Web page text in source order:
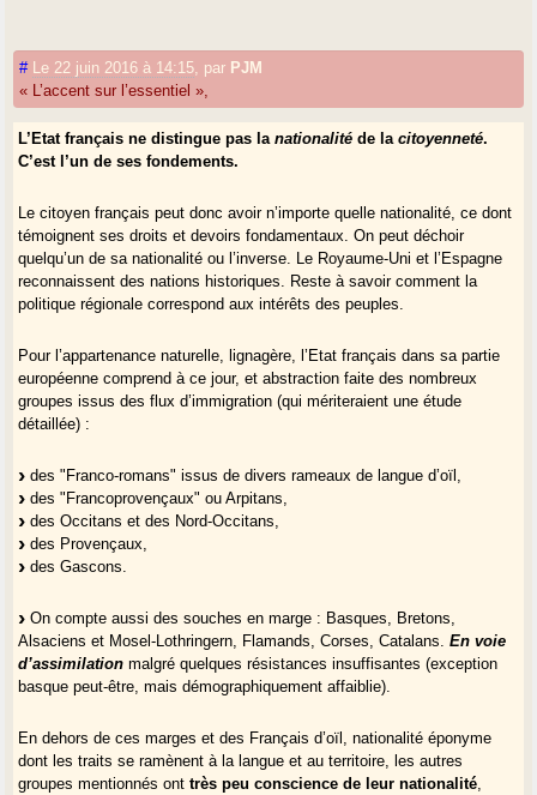
# Le 22 juin 2016 à 14:15 par PJM
« L’accent sur l’essentiel »,
L’Etat français ne distingue pas lanationalité de lacitoyenneté.
C’est l’un de ses fondements.
Le citoyen français peut donc avoir n’importe quelle nationalité, ce dont
témoignent ses droits et devoirs fondamentaux. On peut déchoir
quelqu’un de sa nationalité ou l’inverse. Le Royaume-Uni et l’Espagne
reconnaissent des nations historiques. Reste à savoir comment la
politique régionale correspond aux intérêts des peuples.
Pour l’appartenance naturelle, lignagère, l’Etat français dans sa partie
européenne comprend à ce jour, et abstraction faite des nombreux
groupes issus des flux d’immigration (qui mériteraient une étude
détaillée) :
des "Franco-romans" issus de divers rameaux de langue d’oïl,
des "Francoprovençaux" ou Arpitans,
des Occitans et des Nord-Occitans,
des Provençaux,
des Gascons.
On compte aussi des souches en marge : Basques, Bretons,
Alsaciens et Mosel-Lothringern, Flamands, Corses, Catalans.En voie
d’assimilation malgré quelques résistances insuffisantes (exception
basque peut-être, mais démographiquement affaiblie).
En dehors de ces marges et des Français d’oïl, nationalité éponyme
dont les traits se ramènent à la langue et au territoire, les autres
groupes mentionnés onttrès peu conscience de leur nationalité